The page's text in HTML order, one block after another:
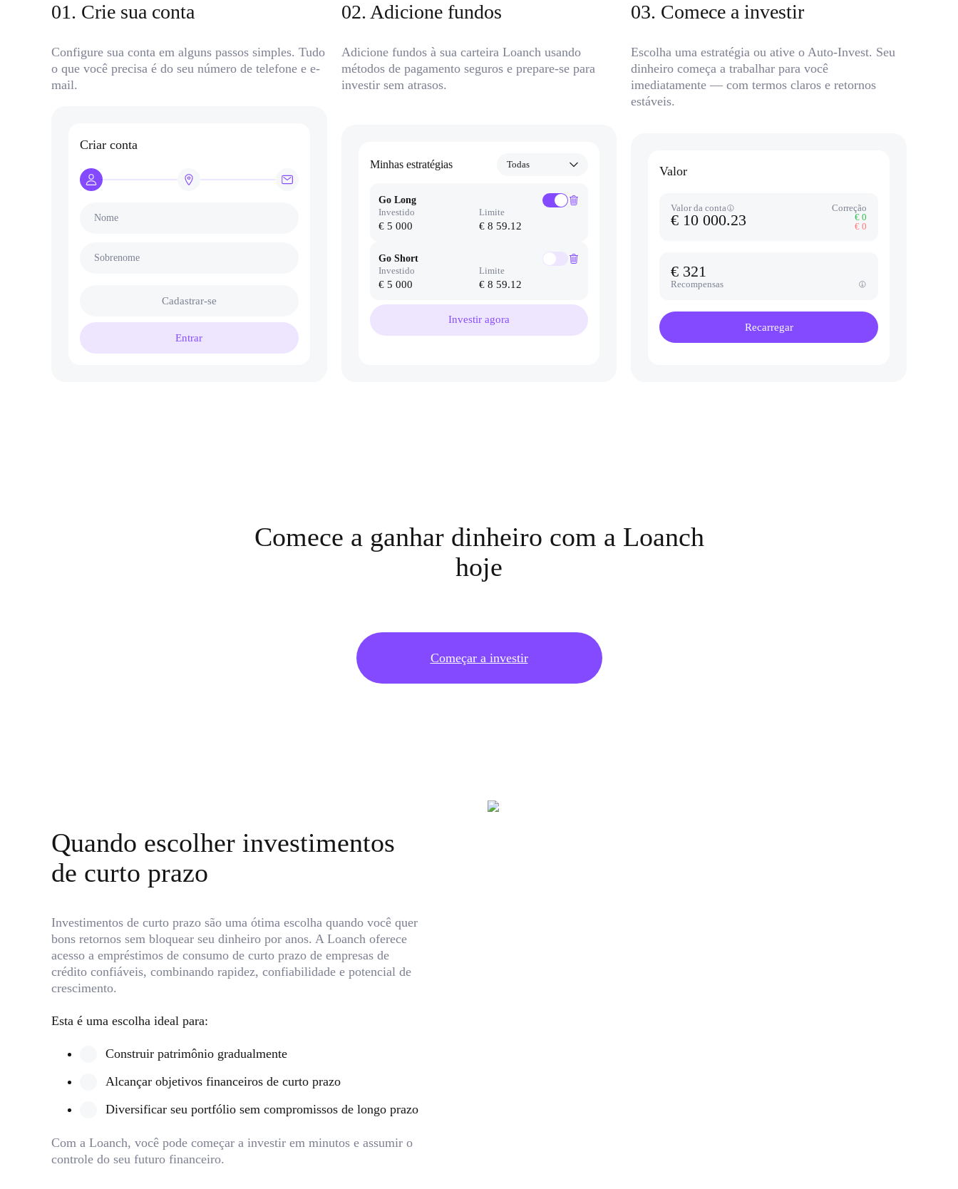
01. Crie sua conta
Configure sua conta em alguns passos simples. Tudo
o que você precisa é do seu número de telefone e e-
mail.
Criar conta
Nome
Sobrenome
Cadastrar-se
Entrar
02. Adicione fundos
Adicione fundos à sua carteira Loanch usando
métodos de pagamento seguros e prepare-se para
investir sem atrasos.
Minhas estratégias Todas
Go Long
Investido
€ 5 000
Limite
€ 8 59.12
Go Short
Investido
€ 5 000
Limite
€ 8 59.12
Investir agora
03. Comece a investir
Escolha uma estratégia ou ative o Auto-Invest. Seu
dinheiro começa a trabalhar para você
imediatamente — com termos claros e retornos
estáveis.
Valor
Valor da conta Correção
€ 10 000.23
€ 0
€ 0
€ 321
Recompensas
Recarregar
Comece a ganhar dinheiro com a Loanch
hoje
Começar a investir
Quando escolher investimentos
de curto prazo
Investimentos de curto prazo são uma ótima escolha quando você quer
bons retornos sem bloquear seu dinheiro por anos. A Loanch oferece
acesso a empréstimos de consumo de curto prazo de empresas de
crédito confiáveis, combinando rapidez, confiabilidade e potencial de
crescimento.
Esta é uma escolha ideal para:
Construir patrimônio gradualmente
Alcançar objetivos financeiros de curto prazo
Diversificar seu portfólio sem compromissos de longo prazo
Com a Loanch, você pode começar a investir em minutos e assumir o
controle do seu futuro financeiro.